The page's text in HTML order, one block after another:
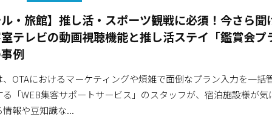
・旅館】推し活・スポーツ観戦に必須！今さら聞
テレビの動画視聴機能と推し活ステイ「鑑賞会プ
例
OTAにおけるマーケティングや煩雑で面倒なプラン入力を一括
「WEB集客サポートサービス」のスタッフが、宿泊施設様が気
報や豆知識な...